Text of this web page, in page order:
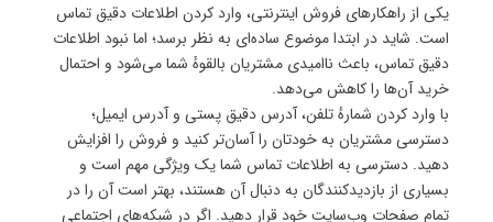
یکی از راهکارهای فروش اینترنتی، وارد کردن اطلاعات دقیق تماس
است. شاید در ابتدا موضوع ساده‌ای به نظر برسد؛ اما نبود اطلاعات
دقیق تماس، باعث ناامیدی مشتریان بالقوهٔ شما می‌شود و احتمال
خرید آن‌ها را کاهش می‌دهد.
با وارد کردن شمارهٔ تلفن، آدرس دقیق پستی و آدرس ایمیل؛
دسترسی مشتریان به خودتان را آسان‌تر کنید و فروش‌ را افزایش
دهید. دسترسی به اطلاعات تماس شما یک ویژگی مهم است و
بسیاری از بازدید‌کنندگان به دنبال آن هستند، بهتر است آن را در
تمام صفحات وب‌سایت خود قرار دهید. اگر در شبکه‌های اجتماعی